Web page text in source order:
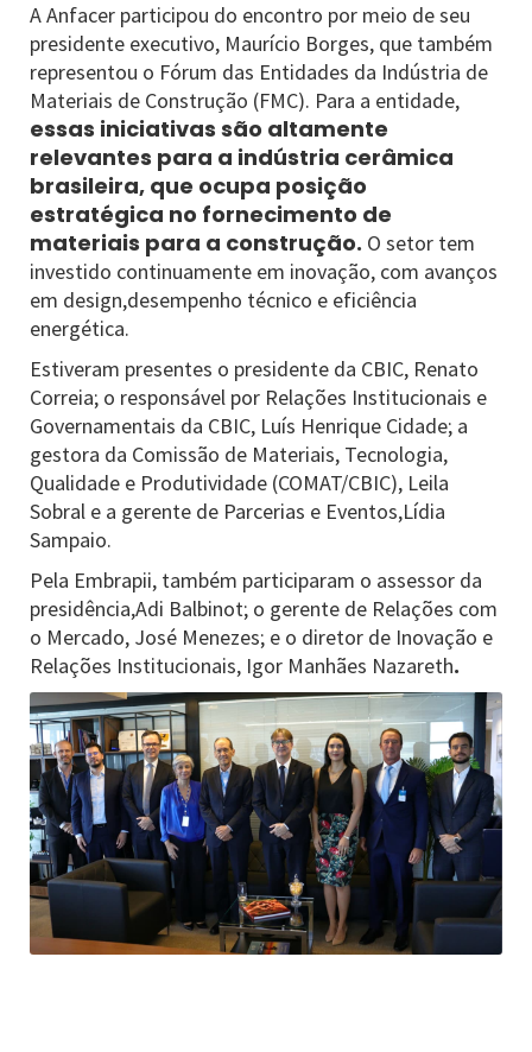
A Anfacer participou do encontro por meio de seu
presidente executivo, Maurício Borges, que também
representou o Fórum das Entidades da Indústria de
Materiais de Construção (FMC). Para a entidade,
essas iniciativas são altamente
relevantes para a indústria cerâmica
brasileira, que ocupa posição
estratégica no fornecimento de
materiais para a construção. O setor tem
investido continuamente em inovação, com avanços
em design,desempenho técnico e eficiência
energética.
Estiveram presentes o presidente da CBIC, Renato
Correia; o responsável por Relações Institucionais e
Governamentais da CBIC, Luís Henrique Cidade; a
gestora da Comissão de Materiais, Tecnologia,
Qualidade e Produtividade (COMAT/CBIC), Leila
Sobral e a gerente de Parcerias e Eventos,Lídia
Sampaio.
Pela Embrapii, também participaram o assessor da
presidência,Adi Balbinot; o gerente de Relações com
o Mercado, José Menezes; e o diretor de Inovação e
Relações Institucionais, Igor Manhães Nazareth.